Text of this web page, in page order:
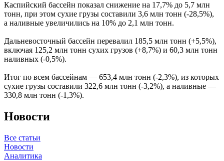
Каспийский бассейн показал снижение на 17,7% до 5,7 млн
тонн, при этом сухие грузы составили 3,6 млн тонн (-28,5%),
а наливные увеличились на 10% до 2,1 млн тонн.
Дальневосточный бассейн перевалил 185,5 млн тонн (+5,5%),
включая 125,2 млн тонн сухих грузов (+8,7%) и 60,3 млн тонн
наливных (-0,5%).
Итог по всем бассейнам — 653,4 млн тонн (-2,3%), из которых
сухие грузы составили 322,6 млн тонн (-3,2%), а наливные —
330,8 млн тонн (-1,3%).
Новости
Все статьи
Новости
Аналитика